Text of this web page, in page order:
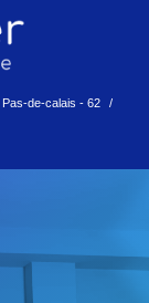
Pas-de-calais - 62